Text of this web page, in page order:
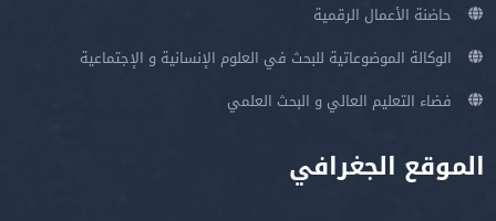
حاضنة الأعمال الرقمية
الوكالة الموضوعاتية للبحث في العلوم الإنسانية و الإجتماعية
فضاء التعليم العالي و البحث العلمي
الموقع الجغرافي